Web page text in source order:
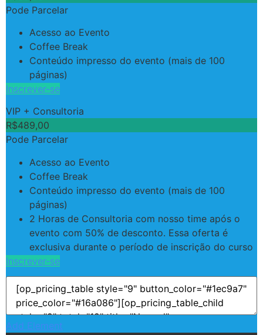
Pode Parcelar
Acesso ao Evento
Coffee Break
Conteúdo impresso do evento (mais de 100
páginas)
Inscrever-se
VIP + Consultoria
R$489,00
Pode Parcelar
Acesso ao Evento
Coffee Break
Conteúdo impresso do evento (mais de 100
páginas)
2 Horas de Consultoria com nosso time após o
evento com 50% de desconto. Essa oferta é
exclusiva durante o período de inscrição do curso
Inscrever-se
Add Element